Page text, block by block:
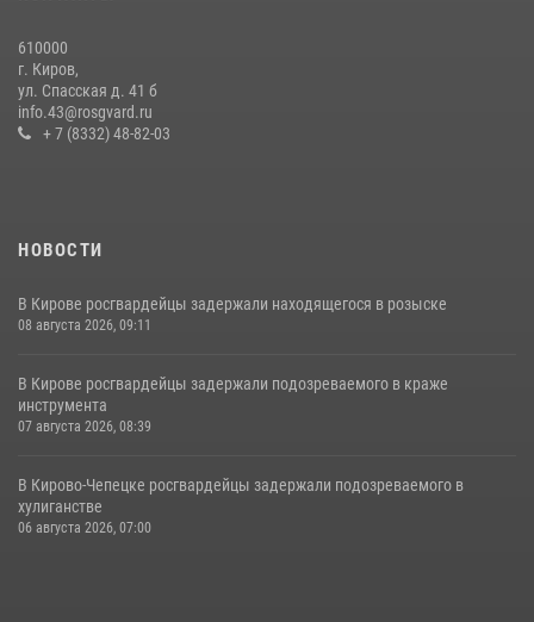
В Кирове и Кирово-Чепецке росгвардейцы задержали
подозреваемых в хулиганстве
19 июля 2026, 07:00
610000
г. Киров,
ул. Спасская д. 41 б
info.43@rosgvard.ru
+ 7 (8332) 48-82-03
НОВОСТИ
В Кирове росгвардейцы задержали находящегося в розыске
08 августа 2026, 09:11
В Кирове росгвардейцы задержали подозреваемого в краже
инструмента
07 августа 2026, 08:39
В Кирово-Чепецке росгвардейцы задержали подозреваемого в
хулиганстве
06 августа 2026, 07:00